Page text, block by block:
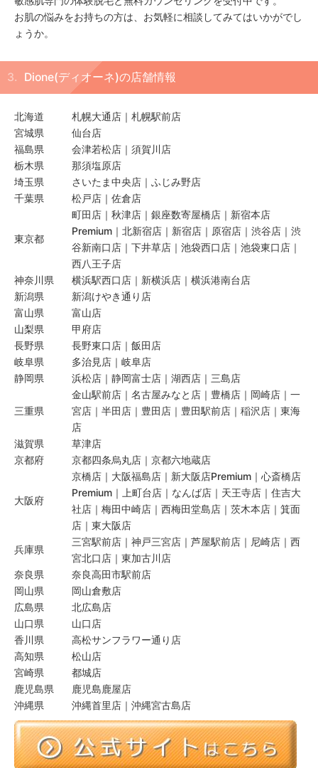
お肌の悩みをお持ちの方は、お気軽に相談してみてはいかがでし
ょうか。
Dione(ディオーネ)の店舗情報
北海道
札幌大通店｜札幌駅前店
宮城県
仙台店
福島県
会津若松店｜須賀川店
栃木県
那須塩原店
埼玉県
さいたま中央店｜ふじみ野店
千葉県
松戸店｜佐倉店
東京都
町田店｜秋津店｜銀座数寄屋橋店｜新宿本店
Premium｜北新宿店｜新宿店｜原宿店｜渋谷店｜渋
谷新南口店｜下井草店｜池袋西口店｜池袋東口店｜
西八王子店
神奈川県
横浜駅西口店｜新横浜店｜横浜港南台店
新潟県
新潟けやき通り店
富山県
富山店
山梨県
甲府店
長野県
長野東口店｜飯田店
岐阜県
多治見店｜岐阜店
静岡県
浜松店｜静岡富士店｜湖西店｜三島店
三重県
金山駅前店｜名古屋みなと店｜豊橋店｜岡崎店｜一
宮店｜半田店｜豊田店｜豊田駅前店｜稲沢店｜東海
店
滋賀県
草津店
京都府
京都四条烏丸店｜京都六地蔵店
大阪府
京橋店｜大阪福島店｜新大阪店Premium｜心斎橋店
Premium｜上町台店｜なんば店｜天王寺店｜住吉大
社店｜梅田中崎店｜西梅田堂島店｜茨木本店｜箕面
店｜東大阪店
兵庫県
三宮駅前店｜神戸三宮店｜芦屋駅前店｜尼崎店｜西
宮北口店｜東加古川店
奈良県
奈良高田市駅前店
岡山県
岡山倉敷店
広島県
北広島店
山口県
山口店
香川県
高松サンフラワー通り店
高知県
松山店
宮崎県
都城店
鹿児島県
鹿児島鹿屋店
沖縄県
沖縄首里店｜沖縄宮古島店